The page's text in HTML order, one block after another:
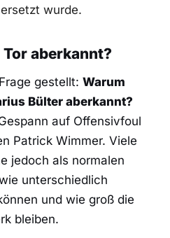
wurde.
aberkannt?
gestellt: Warum
Bülter aberkannt?
auf Offensivfoul
Patrick Wimmer. Viele
jedoch als normalen
unterschiedlich
und wie groß die
bleiben.